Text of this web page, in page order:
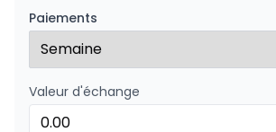
0.00 $ d'acompte • 8.99%
Financement sur 48 mois
Financement sur 48 mois
À
Paiements
Valeur d'échange